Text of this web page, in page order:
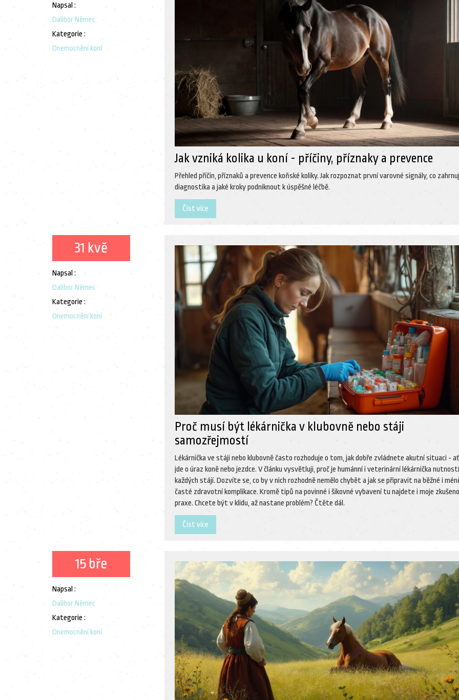
Napsal :
Dalibor Němec
Kategorie :
Onemocnění koní
Jak vzniká kolika u koní - příčiny, příznaky a prevence
Přehled příčin, příznaků a prevence koňské koliky. Jak rozpoznat první varovné signály, co
diagnostika a jaké kroky podniknout k úspěšné léčbě.
Číst více
31 kvě
Napsal :
Dalibor Němec
Kategorie :
Onemocnění koní
Proč musí být lékárnička v klubovně nebo stáji
samozřejmostí
Lékárnička ve stáji nebo klubovně často rozhoduje o tom, jak dobře zvládnete akutní situaci -
jde o úraz koně nebo jezdce. V článku vysvětluji, proč je humánní i veterinární lékárnička
každých stájí. Dozvíte se, co by v nich rozhodně nemělo chybět a jak se připravit na běžné i
časté zdravotní komplikace. Kromě tipů na povinné i šikovné vybavení tu najdete i moje
praxe. Chcete být v klidu, až nastane problém? Čtěte dál.
Číst více
15 bře
Napsal :
Dalibor Němec
Kategorie :
Onemocnění koní